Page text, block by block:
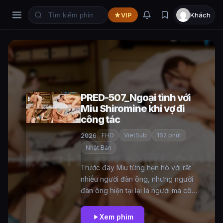
VIP Khách
PRED-507_Ngoại tình với
Miu Shiromine khi vợ đi
công tác
2026 FHD VietSub
162 phút
Nhật Bản
Trước đây Miu từng hẹn hò với rất
nhiều người đàn ông, nhưng người
đàn ông hiện tại lại là người mà cô
thực sự thích. Hôm nay cả hai cùng
đi suối nước nóng nhân dịp vợ của
Xem phim